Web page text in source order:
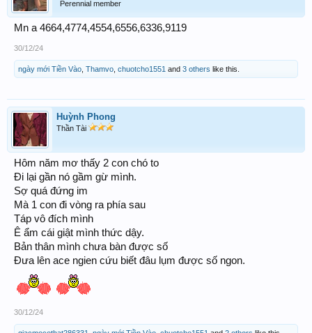
Perennial member
Mn a 4664,4774,4554,6556,6336,9119
30/12/24
ngày mới Tiền Vào Thamvo chuotcho1551 and 3 others like this.
Huỳnh Phong
Thần Tài
Hôm năm mơ thấy 2 con chó to
Đi lại gần nó gầm gừ mình.
Sợ quá đứng im
Mà 1 con đi vòng ra phía sau
Táp vô đích mình
Ê ẩm cái giật mình thức dậy.
Bản thân mình chưa bàn được số
Đưa lên ace ngien cứu biết đâu lụm được số ngon.
30/12/24